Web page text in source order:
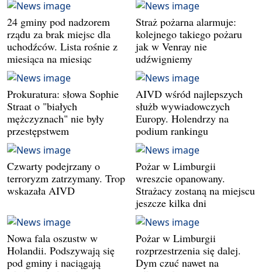
24 gminy pod nadzorem
rządu za brak miejsc dla
uchodźców. Lista rośnie z
miesiąca na miesiąc
Straż pożarna alarmuje:
kolejnego takiego pożaru
jak w Venray nie
udźwigniemy
Prokuratura: słowa Sophie
Straat o "białych
mężczyznach" nie były
przestępstwem
AIVD wśród najlepszych
służb wywiadowczych
Europy. Holendrzy na
podium rankingu
Czwarty podejrzany o
terroryzm zatrzymany. Trop
wskazała AIVD
Pożar w Limburgii
wreszcie opanowany.
Strażacy zostaną na miejscu
jeszcze kilka dni
Nowa fala oszustw w
Holandii. Podszywają się
pod gminy i naciągają
Pożar w Limburgii
rozprzestrzenia się dalej.
Dym czuć nawet na